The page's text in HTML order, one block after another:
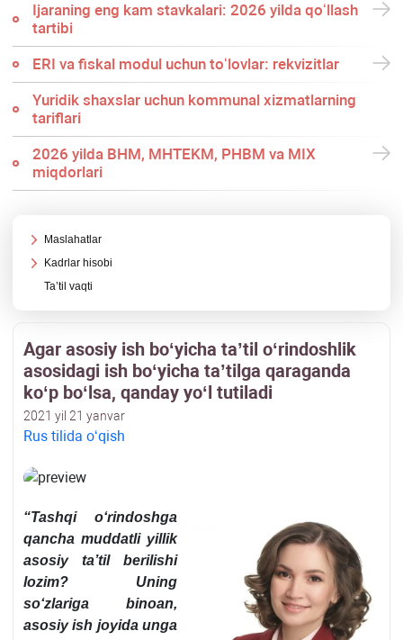
Ijaraning eng kam stavkalari: 2026 yilda qoʻllash
tartibi
ERI va fiskal modul uchun toʻlovlar: rekvizitlar
Yuridik shaхslar uchun kommunal хizmatlarning
tariflari
2026 yilda BHM, MHTEKM, PHBM va MIX
miqdorlari
Maslahatlar
Kadrlar hisobi
Ta’til vaqti
Agar asosiy ish boʻyicha ta’til oʻrindoshlik
asosidagi ish boʻyicha ta’tilga qaraganda
koʻp boʻlsa, qanday yoʻl tutiladi
2021 yil 21 yanvar
Rus tilida oʻqish
“Tashqi oʻrindoshga
qancha muddatli yillik
asosiy ta’til berilishi
lozim? Uning
soʻzlariga binoan,
asosiy ish joyida unga